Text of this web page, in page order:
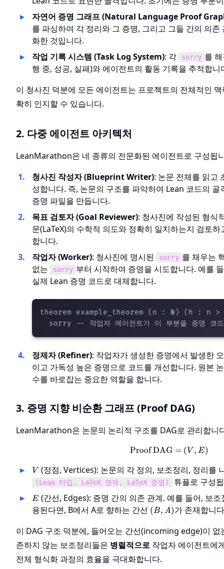
자연어 증명 그래프 (Natural Language Proof
를 파싱하여 각 정리와 그 증명, 그리고 그들 간의 의
화한 것입니다.
작업 기록 시스템 (Task Log System): 각 sorry 를
행 중, 성공, 실패)와 에이전트의 활동 기록을 추적합니
이 청사진 덕분에 모든 에이전트는 프로젝트의 전체적인
확히 인지할 수 있습니다.
2. 다중 에이전트 아키텍처
LeanMarathon은 네 종류의 전문화된 에이전트로 구성됩
청사진 작성자 (Blueprint Writer): 논문 전체를 읽고
성합니다. 즉, 논문의 구조를 파악하여 Lean 코드의
증명 파일을 만듭니다.
목표 검토자 (Goal Reviewer): 청사진에 작성된 형식
문(LaTeX)의 수학적 의도와 정확히 일치하는지 검토
합니다.
작업자 (Worker): 청사진에 명시된 sorry 를 채우는
없는
sorry 부터 시작하여 증명을 시도합니다. 예를
실제 Lean 증명 코드로 대체합니다.
theorem example_theorem (n : ℕ) (h : n
정제자 (Refiner): 작업자가 생성한 증명에서 발생한
이고 가독성 높은 증명으로 코드를 개선합니다. 원본
수를 바로잡는 중요한 역할을 합니다.
3. 증명 지향 비순환 그래프 (Proof DAG)
LeanMarathon은 논문의 논리적 구조를 DAG로 관리합니
\text{Proof
Proof DAG = ( V , E)
V
V (정점, Vertices): 논문의 각 정의, 보조정리, 정리를
(Lean 타입, LaTeX 명제, LaTeX 증명) 튜플로 구성
E
E (간선, Edges): 증명 간의 의존 관계. 예를 들어, 보
용된다면, B에서 A로 향하는 간선 (B,
(B, A)가 존재합니
이 DAG 구조 덕분에, 들어오는 간선(incoming edge)이 없
존하지 않는 보조정리들은 병렬적으로 작업자 에이전트에
전체 형식화 과정의 효율을 극대화합니다.